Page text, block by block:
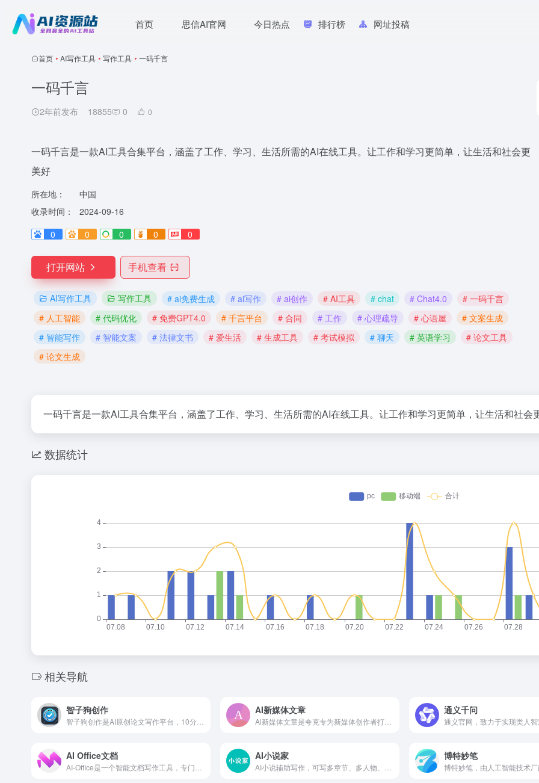
首页 思信AI官网 今日热点 排行榜 网址投稿
首页 • AI写作工具 • 写作工具 • 一码千言
一码千言
2年前发布 18855 0 0
一码千言是一款AI工具合集平台，涵盖了工作、学习、生活所需的AI在线工具。让工作和学习更简单，让生活和社会更
美好
所在地：
中国
收录时间：
2024-09-16
0
0 0 0 0
打开网站 手机查看
AI写作工具 写作工具 # ai免费生成 # ai写作 # ai创作 # AI工具 # chat # Chat4.0
# 一码千言
# 人工智能
# 代码优化 # 免费GPT4.0 # 千言平台 # 合同 # 工作 # 心理疏导 # 心语屋
# 文案生成
# 智能写作
# 智能文案 # 法律文书 # 爱生活 # 生成工具 # 考试模拟 # 聊天 # 英语学习
# 论文工具
# 论文生成
一码千言是一款AI工具合集平台，涵盖了工作、学习、生活所需的AI在线工具。让工作和学习更简单，让生活和社会
数据统计
相关导航
智子狗创作 AI新媒体文章 通义千问
通义官网，致力于实现类人
AI Office文档 AI小说家 博特妙笔